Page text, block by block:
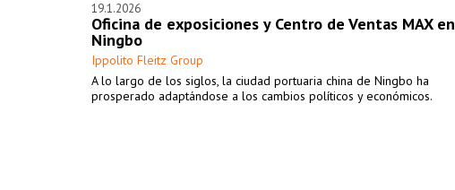
19.1.2026
Oficina de exposiciones y Centro de Ventas MAX en
Ningbo
Ippolito Fleitz Group
A lo largo de los siglos, la ciudad portuaria china de Ningbo ha
prosperado adaptándose a los cambios políticos y económicos.